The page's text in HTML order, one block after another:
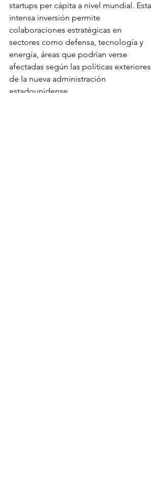
startups per cápita a nivel mundial. Esta
intensa inversión permite
colaboraciones estratégicas en
sectores como defensa, tecnología y
energía, áreas que podrían verse
afectadas según las políticas exteriores
de la nueva administración
estadounidense.